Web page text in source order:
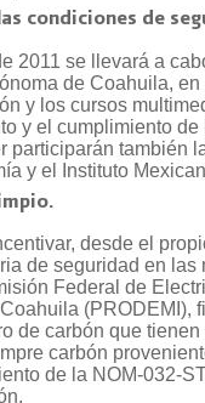
condiciones de
2011 se llevará a
de Coahuila,
y los cursos
y el cumplimiento
participarán también
y el Instituto
desde el
de seguridad en
Federal de
(PRODEMI),
de carbón que
carbón
de la NOM-032-